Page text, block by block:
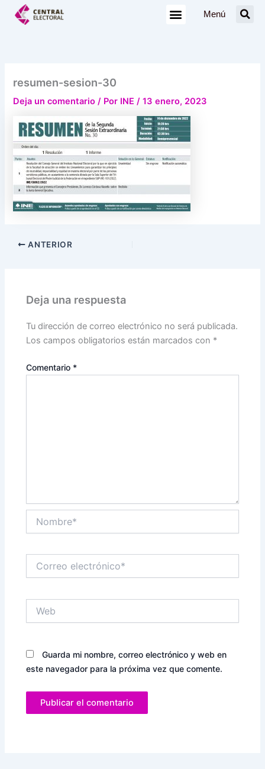
Menú
resumen-sesion-30
Deja un comentario / Por INE/13 enero, 2023
ANTERIOR
Deja una respuesta
Tu dirección de correo electrónico no será publicada.
Los campos obligatorios están marcados con *
Comentario *
electrónico*
Guarda mi nombre, correo electrónico y web en
este navegador para la próxima vez que comente.